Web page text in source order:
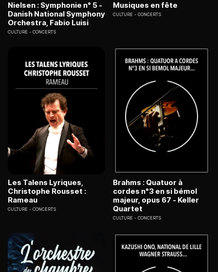
Nielsen : Symphonie n° 5 -
Danish National Symphony
Orchestra, Fabio Luisi
CULTURE CONCERTS
Musiques en fête
CULTURE CONCERTS
Les Talens Lyriques,
Christophe Rousset :
Rameau
CULTURE CONCERTS
Brahms : Quatuor à
cordes n°3 en si bémol
majeur, opus 67 - Keller
Quartet
CULTURE CONCERTS